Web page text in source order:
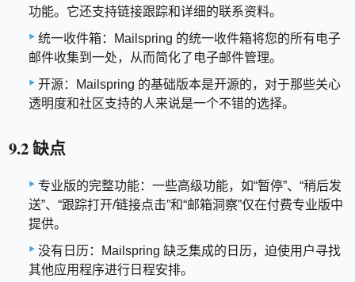
功能。它还支持链接跟踪和详细的联系资料。
统一收件箱：Mailspring 的统一收件箱将您的所有电子
邮件收集到一处，从而简化了电子邮件管理。
开源：Mailspring 的基础版本是开源的，对于那些关心
透明度和社区支持的人来说是一个不错的选择。
9.2 缺点
专业版的完整功能：一些高级功能，如“暂停”、“稍后发
送”、“跟踪打开/链接点击”和“邮箱洞察”仅在付费专业版中
提供。
没有日历：Mailspring 缺乏集成的日历，迫使用户寻找
其他应用程序进行日程安排。